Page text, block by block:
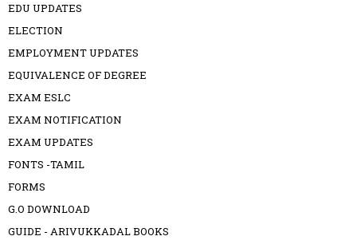
EDU UPDATES
ELECTION
EMPLOYMENT UPDATES
EQUIVALENCE OF DEGREE
EXAM ESLC
EXAM NOTIFICATION
EXAM UPDATES
FONTS -TAMIL
FORMS
G.O DOWNLOAD
GUIDE - ARIVUKKADAL BOOKS